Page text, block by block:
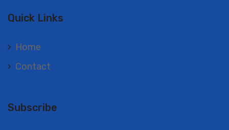
Quick Links
Home
Contact
Subscribe